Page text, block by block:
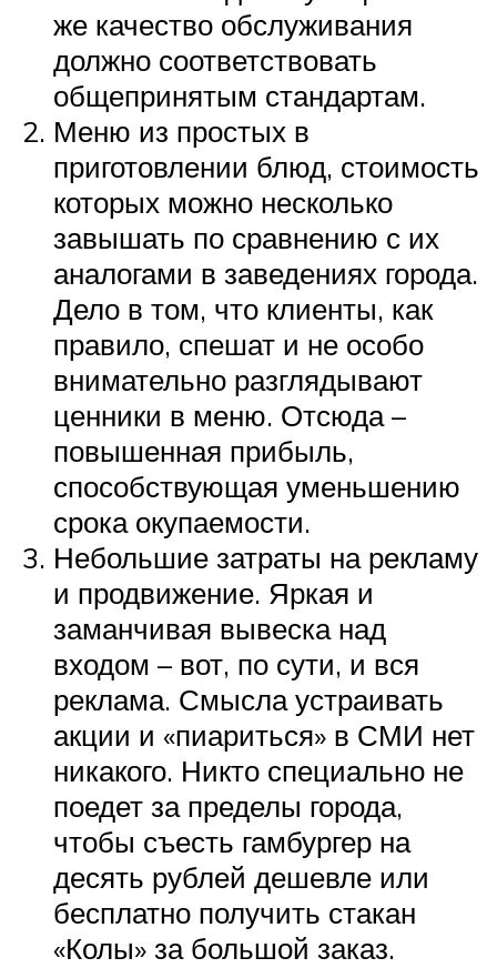
же качество обслуживания
должно соответствовать
общепринятым стандартам.
Меню из простых в
приготовлении блюд, стоимость
которых можно несколько
завышать по сравнению с их
аналогами в заведениях города.
Дело в том, что клиенты, как
правило, спешат и не особо
внимательно разглядывают
ценники в меню. Отсюда –
повышенная прибыль,
способствующая уменьшению
срока окупаемости.
Небольшие затраты на рекламу
и продвижение. Яркая и
заманчивая вывеска над
входом – вот, по сути, и вся
реклама. Смысла устраивать
акции и «пиариться» в СМИ нет
никакого. Никто специально не
поедет за пределы города,
чтобы съесть гамбургер на
десять рублей дешевле или
бесплатно получить стакан
«Колы» за большой заказ.